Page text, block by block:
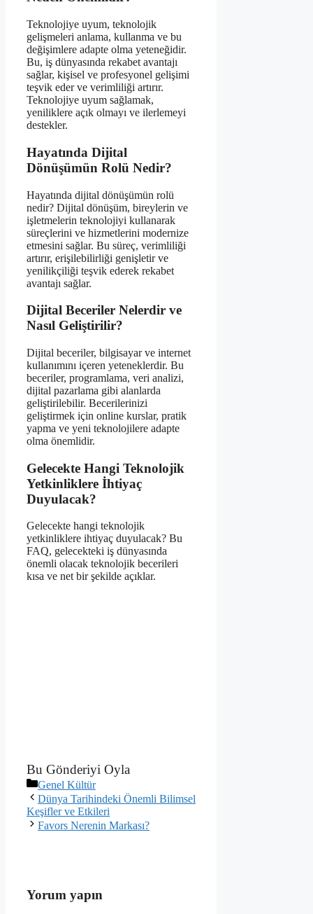
Teknolojiye uyum, teknolojik
gelişmeleri anlama, kullanma ve bu
değişimlere adapte olma yeteneğidir.
Bu, iş dünyasında rekabet avantajı
sağlar, kişisel ve profesyonel gelişimi
teşvik eder ve verimliliği artırır.
Teknolojiye uyum sağlamak,
yeniliklere açık olmayı ve ilerlemeyi
destekler.
Hayatında Dijital
Dönüşümün Rolü Nedir?
Hayatında dijital dönüşümün rolü
nedir? Dijital dönüşüm, bireylerin ve
işletmelerin teknolojiyi kullanarak
süreçlerini ve hizmetlerini modernize
etmesini sağlar. Bu süreç, verimliliği
artırır, erişilebilirliği genişletir ve
yenilikçiliği teşvik ederek rekabet
avantajı sağlar.
Dijital Beceriler Nelerdir ve
Nasıl Geliştirilir?
Dijital beceriler, bilgisayar ve internet
kullanımını içeren yeteneklerdir. Bu
beceriler, programlama, veri analizi,
dijital pazarlama gibi alanlarda
geliştirilebilir. Becerilerinizi
geliştirmek için online kurslar, pratik
yapma ve yeni teknolojilere adapte
olma önemlidir.
Gelecekte Hangi Teknolojik
Yetkinliklere İhtiyaç
Duyulacak?
Gelecekte hangi teknolojik
yetkinliklere ihtiyaç duyulacak? Bu
FAQ, gelecekteki iş dünyasında
önemli olacak teknolojik becerileri
kısa ve net bir şekilde açıklar.
Bu Gönderiyi Oyla
Kategoriler
Genel Kültür
Dünya Tarihindeki Önemli Bilimsel
Keşifler ve Etkileri
Favors Nerenin Markası?
Yorum yapın